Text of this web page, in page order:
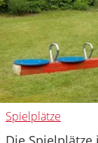
Spielplätze